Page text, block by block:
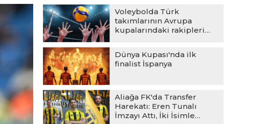
Voleybolda Türk
takımlarının Avrupa
kupalarındaki rakipleri
Dünya Kupası'nda ilk
finalist İspanya
Aliağa FK'da Transfer
Harekatı: Eren Tunalı
İmzayı Attı, İki İsimle